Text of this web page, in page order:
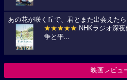
あの花が咲く丘で、君とまた出会えたら
★★★★★ NHKラジオ深
争と平...
映画レビュ